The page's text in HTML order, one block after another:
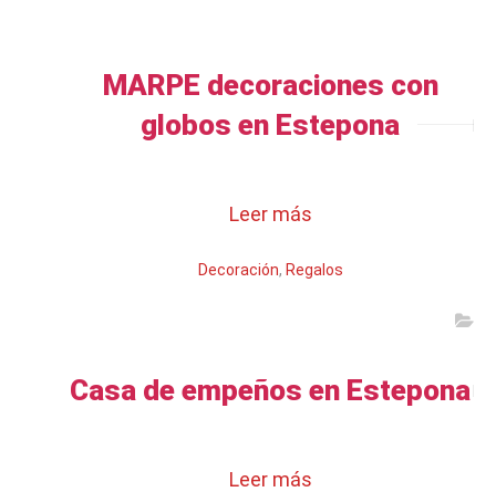
MARPE decoraciones con
globos en Estepona
Leer más
Decoración, Regalos
Casa de empeños en Estepona
Leer más